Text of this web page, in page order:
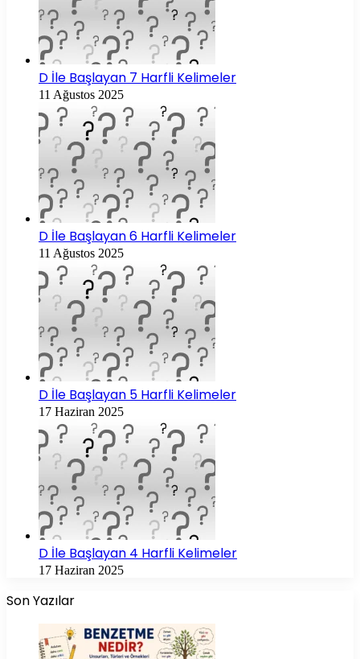
D İle Başlayan 7 Harfli Kelimeler
11 Ağustos 2025
D İle Başlayan 6 Harfli Kelimeler
11 Ağustos 2025
D İle Başlayan 5 Harfli Kelimeler
17 Haziran 2025
D İle Başlayan 4 Harfli Kelimeler
17 Haziran 2025
Son Yazılar